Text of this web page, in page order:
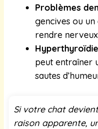
Problèmes
gencives ou
rendre
peut entraîner
sautes
Si votre chat
raison apparente,